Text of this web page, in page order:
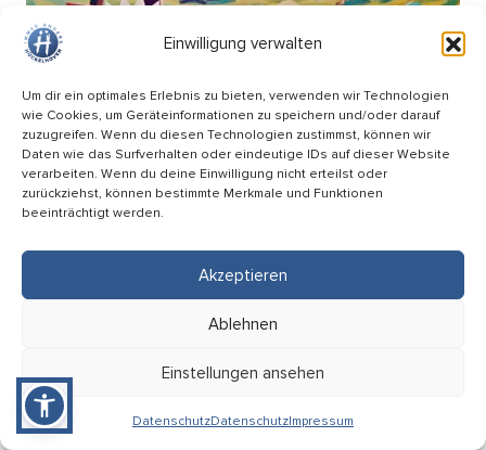
Einwilligung verwalten
Um dir ein optimales Erlebnis zu bieten, verwenden wir Technologien
wie Cookies, um Geräteinformationen zu speichern und/oder darauf
zuzugreifen. Wenn du diesen Technologien zustimmst, können wir
Daten wie das Surfverhalten oder eindeutige IDs auf dieser Website
verarbeiten. Wenn du deine Einwilligung nicht erteilst oder
zurückziehst, können bestimmte Merkmale und Funktionen
beeinträchtigt werden.
Akzeptieren
Ablehnen
Einstellungen ansehen
DatenschutzDatenschutzImpressum
Picknick Konzert – Mitsing-Konzert mit den
HÜ-Arena am Förderturm
Eintritt: Frei